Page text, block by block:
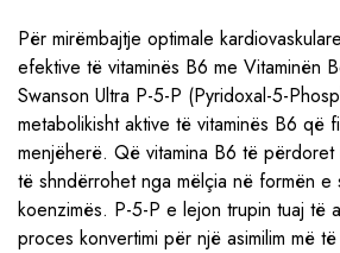
Për mirëmbajtje optimale
efektive të vitaminës B6 me Vitaminën
Swanson Ultra P-5-P (Pyridoxal-5-
metabolikisht aktive të vitaminës B6 që
menjëherë. Që vitamina B6 të
të shndërrohet nga mëlçia në formën e
koenzimës. P-5-P e lejon trupin tuaj të
proces konvertimi për një asimilim më